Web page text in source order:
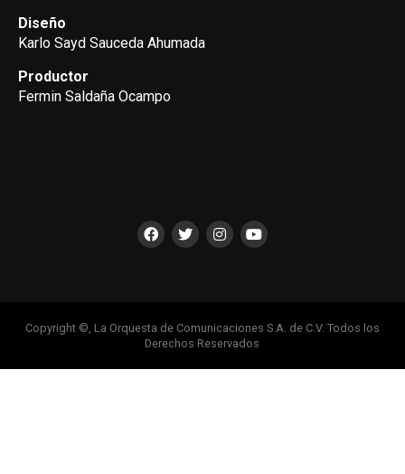
Diseño
Karlo Sayd Sauceda Ahumada
Productor
Fermin Saldaña Ocampo
Copyright ©, La Orquesta de Comunicaciones S.A. de C.V. Todos los
Derechos Reservados